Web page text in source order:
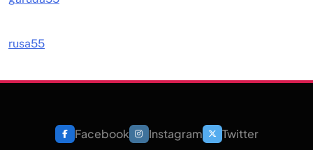
rusa55
Facebook Instagram Twitter